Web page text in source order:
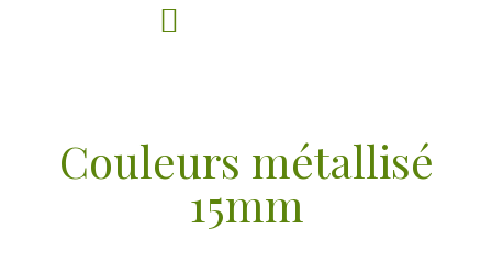
Couleurs métallisé
15mm